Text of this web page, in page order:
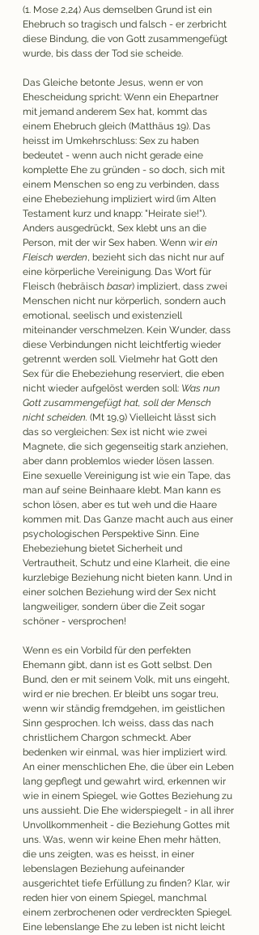
(1. Mose 2,24) Aus demselben Grund ist ein
Ehebruch so tragisch und falsch - er zerbricht
diese Bindung, die von Gott zusammengefügt
wurde, bis dass der Tod sie scheide.
Das Gleiche betonte Jesus, wenn er von
Ehescheidung spricht: Wenn ein Ehepartner
mit jemand anderem Sex hat, kommt das
einem Ehebruch gleich (Matthäus 19). Das
heisst im Umkehrschluss: Sex zu haben
bedeutet - wenn auch nicht gerade eine
komplette Ehe zu gründen - so doch, sich mit
einem Menschen so eng zu verbinden, dass
eine Ehebeziehung impliziert wird (im Alten
Testament kurz und knapp: "Heirate sie!").
Anders ausgedrückt, Sex klebt uns an die
Person, mit der wir Sex haben. Wenn wir ein
Fleisch werden, bezieht sich das nicht nur auf
eine körperliche Vereinigung. Das Wort für
Fleisch (hebräisch basar) impliziert, dass zwei
Menschen nicht nur körperlich, sondern auch
emotional, seelisch und existenziell
miteinander verschmelzen. Kein Wunder, dass
diese Verbindungen nicht leichtfertig wieder
getrennt werden soll. Vielmehr hat Gott den
Sex für die Ehebeziehung reserviert, die eben
nicht wieder aufgelöst werden soll: Was nun
Gott zusammengefügt hat, soll der Mensch
nicht scheiden. (Mt 19,9) Vielleicht lässt sich
das so vergleichen: Sex ist nicht wie zwei
Magnete, die sich gegenseitig stark anziehen,
aber dann problemlos wieder lösen lassen.
Eine sexuelle Vereinigung ist wie ein Tape, das
man auf seine Beinhaare klebt. Man kann es
schon lösen, aber es tut weh und die Haare
kommen mit. Das Ganze macht auch aus einer
psychologischen Perspektive Sinn. Eine
Ehebeziehung bietet Sicherheit und
Vertrautheit, Schutz und eine Klarheit, die eine
kurzlebige Beziehung nicht bieten kann. Und in
einer solchen Beziehung wird der Sex nicht
langweiliger, sondern über die Zeit sogar
schöner - versprochen!
Wenn es ein Vorbild für den perfekten
Ehemann gibt, dann ist es Gott selbst. Den
Bund, den er mit seinem Volk, mit uns eingeht,
wird er nie brechen. Er bleibt uns sogar treu,
wenn wir ständig fremdgehen, im geistlichen
Sinn gesprochen. Ich weiss, dass das nach
christlichem Chargon schmeckt. Aber
bedenken wir einmal, was hier impliziert wird.
An einer menschlichen Ehe, die über ein Leben
lang gepflegt und gewahrt wird, erkennen wir
wie in einem Spiegel, wie Gottes Beziehung zu
uns aussieht. Die Ehe widerspiegelt - in all ihrer
Unvollkommenheit - die Beziehung Gottes mit
uns. Was, wenn wir keine Ehen mehr hätten,
die uns zeigten, was es heisst, in einer
lebenslagen Beziehung aufeinander
ausgerichtet tiefe Erfüllung zu finden? Klar, wir
reden hier von einem Spiegel, manchmal
einem zerbrochenen oder verdreckten Spiegel.
Eine lebenslange Ehe zu leben ist nicht leicht